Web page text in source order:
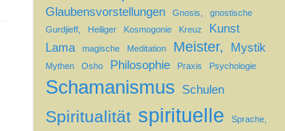
Glaubensvorstellungen Gnosis,
gnostische
Gurdjieff,
Heiliger Kosmogonie Kreuz
Kunst
Lama
magische Meditation Meister, Mystik
Mythen Osho Philosophie Praxis Psychologie
Schamanismus Schulen
Spiritualität spirituelle Sprache,